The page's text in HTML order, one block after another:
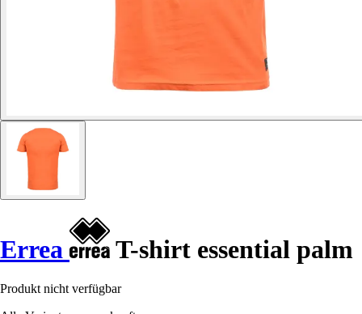
Errea T-shirt essential palm
Produkt nicht verfügbar